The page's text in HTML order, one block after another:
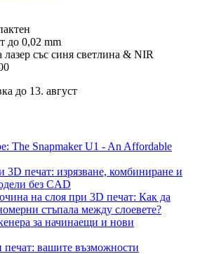
до 0,02 mm
със синя светлина & NIR
до 13. август
The Snapmaker U1 - An Affordable
3D печат: изрязване, комбиниране и
без CAD
на слоя при 3D печат: Как да
стъпала между слоевете?
за начинаещи и нови
печат: вашите възможности